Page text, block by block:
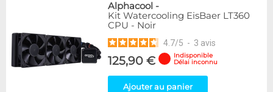
Alphacool -
Kit Watercooling EisBaer LT360
CPU - Noir
4.7/5 - 3 avis
125,90 €
Indisponible
Délai inconnu
Ajouter au panier